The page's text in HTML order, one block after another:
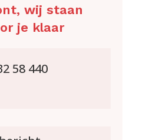
wij staan
je klaar
58 440